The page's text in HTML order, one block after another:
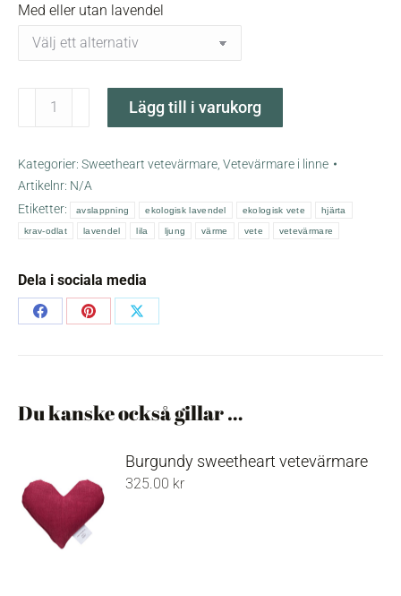
Med eller utan lavendel
sweetheart
Lägg till i varukorg
Kategorier: Sweetheart vetevärmare Vetevärmare i linne
Artikelnr: N/A
Etiketter:
avslappning ekologisk lavendel ekologisk vete hjärta
krav-odlat lavendel lila ljung värme vete vetevärmare
Dela i sociala media
Share
Share
Share
Du kanske också gillar …
Burgundy sweetheart vetevärmare
325.00 kr